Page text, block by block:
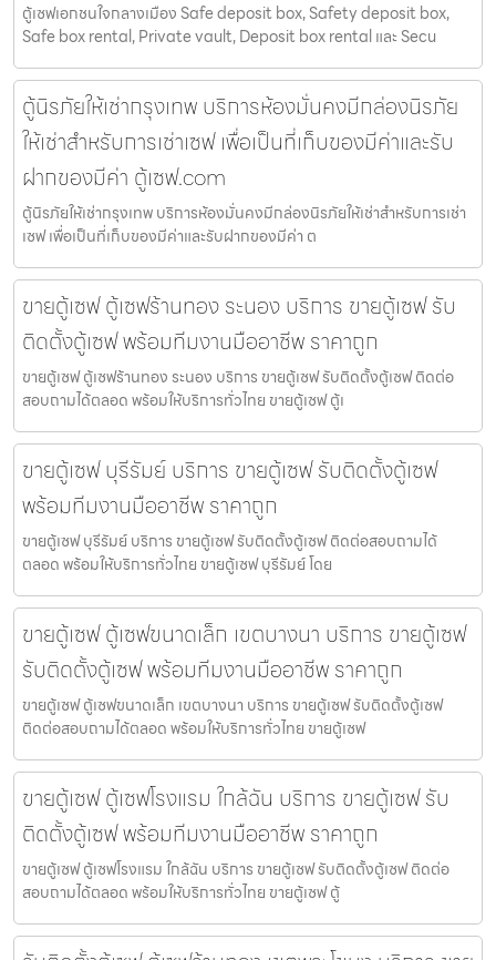
ตู้เซฟเอกชนใจกลางเมือง Safe deposit box, Safety deposit box,
Safe box rental, Private vault, Deposit box rental และ Secu
ตู้นิรภัยให้เช่ากรุงเทพ บริการห้องมั่นคงมีกล่องนิรภัย
ให้เช่าสำหรับการเช่าเซฟ เพื่อเป็นที่เก็บของมีค่าและรับ
ฝากของมีค่า ตู้เซฟ.com
ตู้นิรภัยให้เช่ากรุงเทพ บริการห้องมั่นคงมีกล่องนิรภัยให้เช่าสำหรับการเช่า
เซฟ เพื่อเป็นที่เก็บของมีค่าและรับฝากของมีค่า ต
ขายตู้เซฟ ตู้เซฟร้านทอง ระนอง บริการ ขายตู้เซฟ รับ
ติดตั้งตู้เซฟ พร้อมทีมงานมืออาชีพ ราคาถูก
ขายตู้เซฟ ตู้เซฟร้านทอง ระนอง บริการ ขายตู้เซฟ รับติดตั้งตู้เซฟ ติดต่อ
สอบถามได้ตลอด พร้อมให้บริการทั่วไทย ขายตู้เซฟ ตู้เ
ขายตู้เซฟ บุรีรัมย์ บริการ ขายตู้เซฟ รับติดตั้งตู้เซฟ
พร้อมทีมงานมืออาชีพ ราคาถูก
ขายตู้เซฟ บุรีรัมย์ บริการ ขายตู้เซฟ รับติดตั้งตู้เซฟ ติดต่อสอบถามได้
ตลอด พร้อมให้บริการทั่วไทย ขายตู้เซฟ บุรีรัมย์ โดย
ขายตู้เซฟ ตู้เซฟขนาดเล็ก เขตบางนา บริการ ขายตู้เซฟ
รับติดตั้งตู้เซฟ พร้อมทีมงานมืออาชีพ ราคาถูก
ขายตู้เซฟ ตู้เซฟขนาดเล็ก เขตบางนา บริการ ขายตู้เซฟ รับติดตั้งตู้เซฟ
ติดต่อสอบถามได้ตลอด พร้อมให้บริการทั่วไทย ขายตู้เซฟ
ขายตู้เซฟ ตู้เซฟโรงแรม ใกล้ฉัน บริการ ขายตู้เซฟ รับ
ติดตั้งตู้เซฟ พร้อมทีมงานมืออาชีพ ราคาถูก
ขายตู้เซฟ ตู้เซฟโรงแรม ใกล้ฉัน บริการ ขายตู้เซฟ รับติดตั้งตู้เซฟ ติดต่อ
สอบถามได้ตลอด พร้อมให้บริการทั่วไทย ขายตู้เซฟ ตู้